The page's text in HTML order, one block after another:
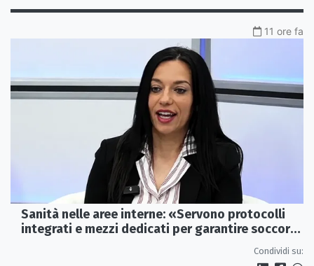
11 ore fa
Sanità nelle aree interne: «Servono protocolli
integrati e mezzi dedicati per garantire soccorsi
Condividi su: